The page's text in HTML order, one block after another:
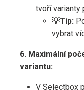
tvoří varianty
💡Tip:
vybrat
6. Maximální
variantu:
V Selectbox